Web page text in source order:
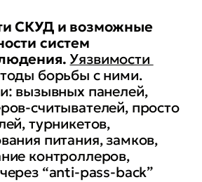
СКУД и возможные
систем
Уязвимости
борьбы с ними.
вызывных панелей,
считывателей, просто
турникетов,
питания, замков,
контроллеров,
“anti-pass-back”